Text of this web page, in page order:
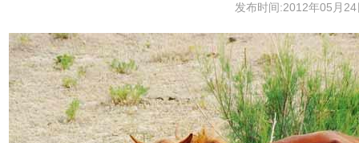
发布时间:2012年05月